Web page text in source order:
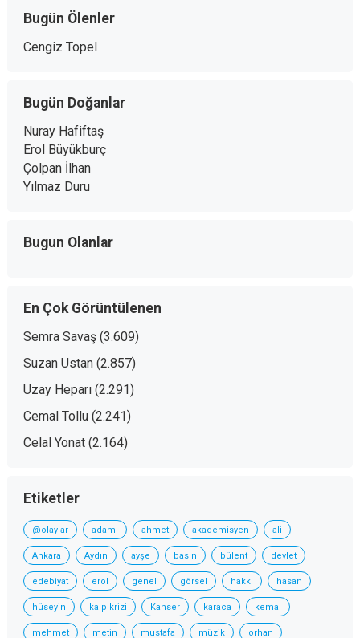
Bugün Ölenler
Cengiz Topel
Bugün Doğanlar
Nuray Hafiftaş
Erol Büyükburç
Çolpan İlhan
Yılmaz Duru
Bugun Olanlar
En Çok Görüntülenen
Semra Savaş (3.609)
Suzan Ustan (2.857)
Uzay Heparı (2.291)
Cemal Tollu (2.241)
Celal Yonat (2.164)
Etiketler
@olaylar adamı ahmet akademisyen ali
Ankara Aydın ayşe basın bülent devlet
edebiyat erol genel görsel hakkı hasan
hüseyin kalp krizi Kanser karaca kemal
mehmet metin mustafa müzik orhan